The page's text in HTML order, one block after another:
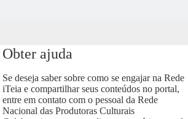
Obter ajuda
Se deseja saber sobre como se engajar na Rede
iTeia e compartilhar seus conteúdos no portal,
entre em contato com o pessoal da Rede
Nacional das Produtoras Culturais